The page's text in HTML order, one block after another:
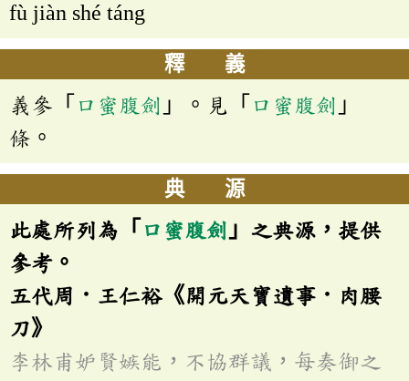
fù jiàn shé táng
釋 義
義參「 口蜜腹劍 」。見「 口蜜腹劍 」
條。
典 源
此處所列為「 口蜜腹劍 」之典源，提供
參考。
五代周．王仁裕《開元天寶遺事．肉腰
刀》
李林甫妒賢嫉能，不協群議，每奏御之